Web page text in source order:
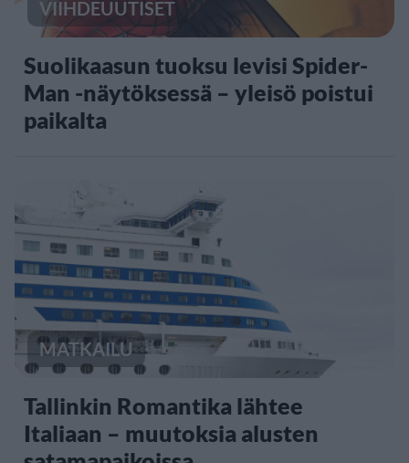
VIIHDEUUTISET
Suolikaasun tuoksu levisi Spider-
Man -näytöksessä – yleisö poistui
paikalta
MATKAILU
Tallinkin Romantika lähtee
Italiaan – muutoksia alusten